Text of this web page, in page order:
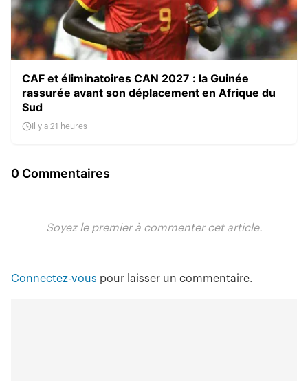
CAF et éliminatoires CAN 2027 : la Guinée
rassurée avant son déplacement en Afrique du
Sud
Il y a 21 heures
0 Commentaires
Soyez le premier à commenter cet article.
Connectez-vous pour laisser un commentaire.